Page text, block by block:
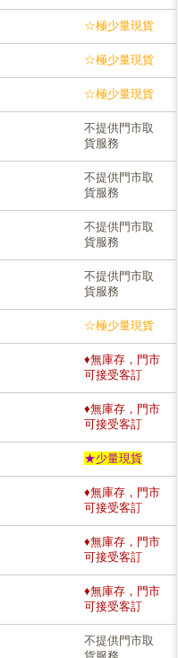
☆極少量現貨
☆極少量現貨
☆極少量現貨
不提供門市取
貨服務
不提供門市取
貨服務
不提供門市取
貨服務
不提供門市取
貨服務
☆極少量現貨
♦無庫存，門市
可接受客訂
♦無庫存，門市
可接受客訂
★少量現貨
♦無庫存，門市
可接受客訂
♦無庫存，門市
可接受客訂
♦無庫存，門市
可接受客訂
不提供門市取